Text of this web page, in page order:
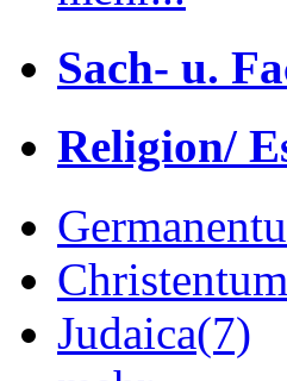
Sach- u.
Religion/
Christentum
Judaica(7)